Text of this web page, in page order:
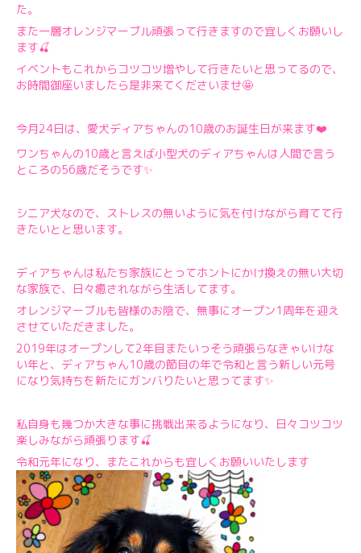
た。
また一層オレンジマーブル頑張って行きますので宜しくお願いし
ます🍒
イベントもこれからコツコツ増やして行きたいと思ってるので、
お時間御座いましたら是非来てくださいませ🤩
今月24日は、愛犬ディアちゃんの10歳のお誕生日が来ます❤️
ワンちゃんの10歳と言えば小型犬のディアちゃんは人間で言う
ところの56歳だそうです✨
シニア犬なので、ストレスの無いように気を付けながら育てて行
きたいとと思います。
ディアちゃんは私たち家族にとってホントにかけ換えの無い大切
な家族で、日々癒されながら生活してます。
オレンジマーブルも皆様のお陰で、無事にオープン1周年を迎え
させていただきました。
2019年はオープンして2年目またいっそう頑張らなきゃいけな
い年と、ディアちゃん10歳の節目の年で令和と言う新しい元号
になり気持ちを新たにガンバりたいと思ってます✨
私自身も幾つか大きな事に挑戦出来るようになり、日々コツコツ
楽しみながら頑張ります🍒
令和元年になり、またこれからも宜しくお願いいたします